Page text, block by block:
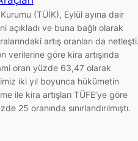
(TÜİK), Eylül ayına dair
açıkladı ve buna bağlı olarak
artış oranları da
verilerine göre kira artışında
oran yüzde 63,47 olarak
iki yıl boyunca hükümetin
ile kira artışları TÜFE’ye göre
25 oranında sınırlandırılmıştı.